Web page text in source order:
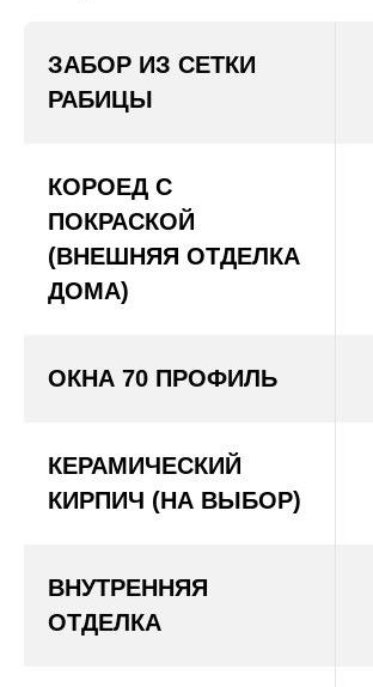
ЗАБОР ИЗ СЕТКИ
РАБИЦЫ
КОРОЕД С
ПОКРАСКОЙ
(ВНЕШНЯЯ ОТДЕЛКА
ДОМА)
ОКНА 70 ПРОФИЛЬ
КЕРАМИЧЕСКИЙ
КИРПИЧ (НА ВЫБОР)
ВНУТРЕННЯЯ
ОТДЕЛКА